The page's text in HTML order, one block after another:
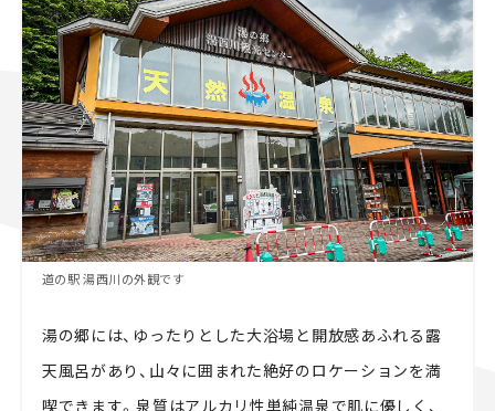
道の駅 湯西川の外観です
湯の郷には、ゆったりとした大浴場と開放感あふれる露
天風呂があり、山々に囲まれた絶好のロケーションを満
喫できます。泉質はアルカリ性単純温泉で肌に優しく、